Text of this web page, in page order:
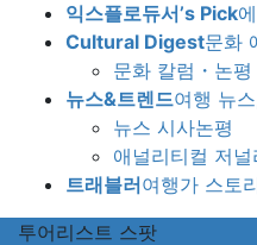
익스플로듀서’s Pick
Cultural Digest문화
문화 칼럼・논평
뉴스&트렌드여행 뉴
뉴스 시사논평
애널리티컬 저널
트래블러여행가 스토
투어리스트 스팟